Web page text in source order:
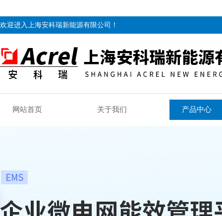
欢迎进入上海安科瑞新能源有限公司！
网站首页 关于我们 产品中心